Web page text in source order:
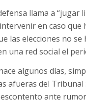
llama a “jugar
en caso
las elecciones no
una red social el
algunos días,
afueras del
ante